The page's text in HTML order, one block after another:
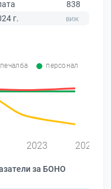
838
г.
персонал
2023 2024
за БОНО